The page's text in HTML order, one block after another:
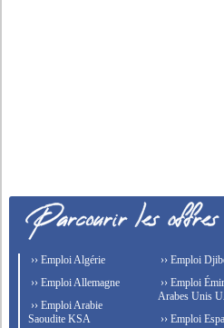
›› Emploi Algérie
›› Emploi Allemagne
›› Emploi Arabie
Saoudite KSA
›› Emploi
›› Emploi
Arabes Unis
›› Emploi